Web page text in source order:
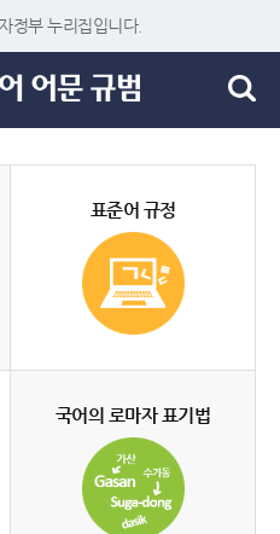
정부 누리집입니다.
표준어 규정
국어의 로마자 표기법